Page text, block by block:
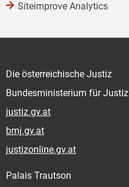
Siteimprove Analytics
Die österreichische Justiz
Bundesministerium für Justiz
justiz.gv.at
bmj.gv.at
justizonline.gv.at
Palais Trautson